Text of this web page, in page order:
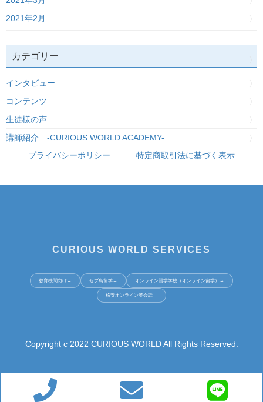
2021年2月
カテゴリー
インタビュー
コンテンツ
生徒様の声
講師紹介 -CURIOUS WORLD ACADEMY-
プライバシーポリシー
特定商取引法に基づく表示
CURIOUS WORLD SERVICES
教育機関向け → セブ島留学→ オンライン語学学校（オンライン留学） →
格安オンライン英会話→
Copyright c 2022 CURIOUS WORLD All Rights Reserved.